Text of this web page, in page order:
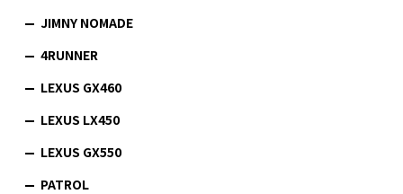
JIMNY NOMADE
4RUNNER
LEXUS GX460
LEXUS LX450
LEXUS GX550
PATROL